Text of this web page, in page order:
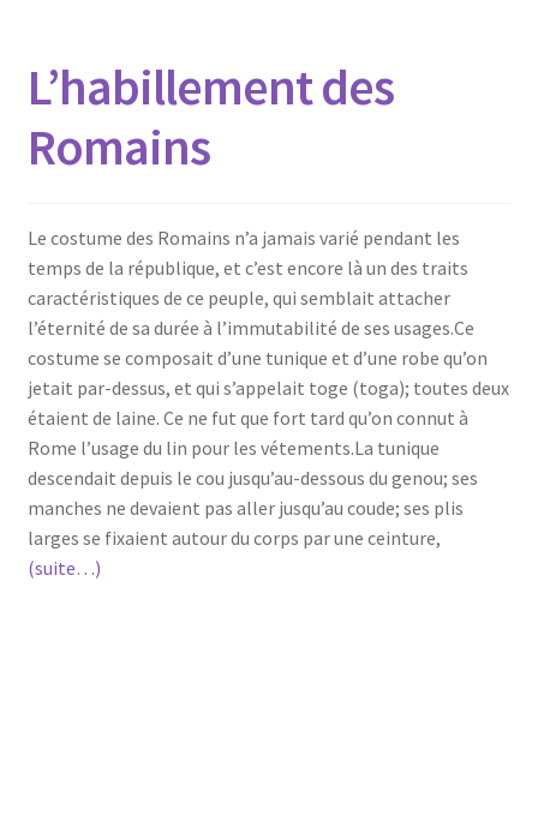
L’habillement des
Romains
Le costume des Romains n’a jamais varié pendant les
temps de la république, et c’est encore là un des traits
caractéristiques de ce peuple, qui semblait attacher
l’éternité de sa durée à l’immutabilité de ses usages.Ce
costume se composait d’une tunique et d’une robe qu’on
jetait par-dessus, et qui s’appelait toge (toga); toutes deux
étaient de laine. Ce ne fut que fort tard qu’on connut à
Rome l’usage du lin pour les vétements.La tunique
descendait depuis le cou jusqu’au-dessous du genou; ses
manches ne devaient pas aller jusqu’au coude; ses plis
larges se fixaient autour du corps par une ceinture,
(suite…)